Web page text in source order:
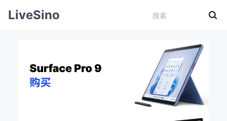
LiveSino